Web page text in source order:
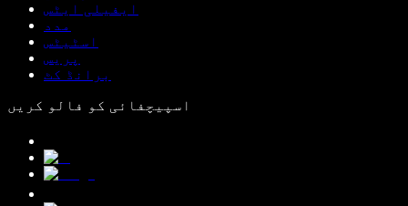
ایفیلی ایٹس
مدد
اسٹیٹس
پریس
برانڈ کٹ
اسپیچفائی کو فالو کریں